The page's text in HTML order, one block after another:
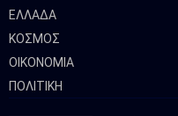
ΕΛΛΑΔΑ
ΚΟΣΜΟΣ
ΟΙΚΟΝΟΜΙΑ
ΠΟΛΙΤΙΚΗ